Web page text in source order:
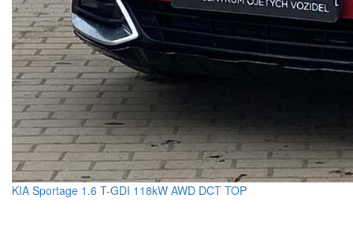
KIA Sportage 1.6 T-GDI 118kW AWD DCT TOP